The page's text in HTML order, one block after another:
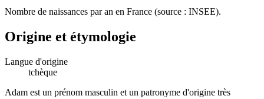
Nombre de naissances par an en France (source : INSEE).
Origine et étymologie
Langue d'origine
tchèque
Adam est un prénom masculin et un patronyme d'origine très